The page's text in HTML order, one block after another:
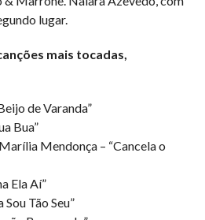
lugar.
mais tocadas,
de Varanda”
Bua”
Mendonça – “Cancela o
Ela Aí”
Tão Seu”